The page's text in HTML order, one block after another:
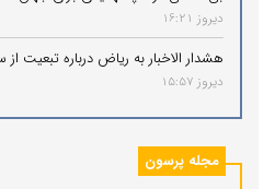
دیروز 16:21
هشدار الاخبار به ریاض درباره تبعیت
دیروز 15:57
مجله پرسون